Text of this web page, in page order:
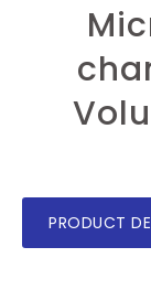
PRODUCT